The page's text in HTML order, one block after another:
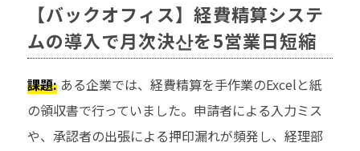
【バックオフィス】経費精算システ
ムの導入で月次決산を5営業日短縮
課題:ある企業では、経費精算を手作業のExcelと紙
の領収書で行っていました。申請者による入力ミス
や、承認者の出張による押印漏れが頻発し、経理部